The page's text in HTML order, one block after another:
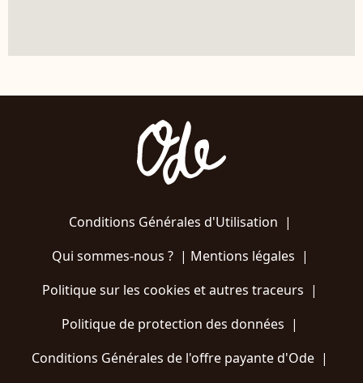
Conditions Générales d'Utilisation |
Qui sommes-nous ?| Mentions légales |
Politique sur les cookies et autres traceurs |
Politique de protection des données |
Conditions Générales de l'offre payante d'Ode |